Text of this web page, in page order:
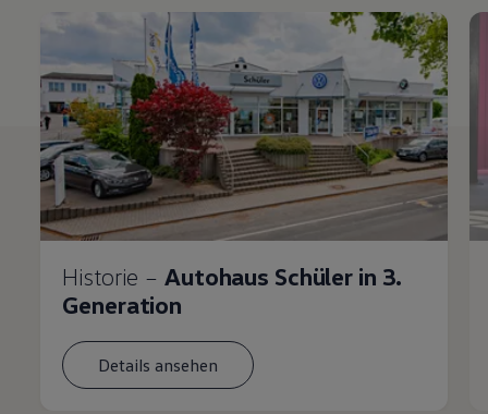
Historie – Autohaus Schüler in 3.
Generation
Details ansehen